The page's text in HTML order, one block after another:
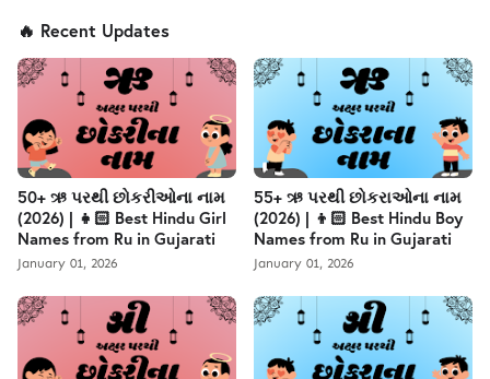
🔥 Recent Updates
50+ ઋ પરથી છોકરીઓના નામ
(2026) | 👧🏻 Best Hindu Girl
Names from Ru in Gujarati
January 01, 2026
55+ ઋ પરથી છોકરાઓના નામ
(2026) | 👦🏻 Best Hindu Boy
Names from Ru in Gujarati
January 01, 2026